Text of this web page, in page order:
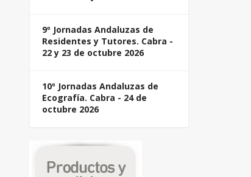
9º Jornadas Andaluzas de
Residentes y Tutores. Cabra -
22 y 23 de octubre 2026
10º Jornadas Andaluzas de
Ecografía. Cabra - 24 de
octubre 2026